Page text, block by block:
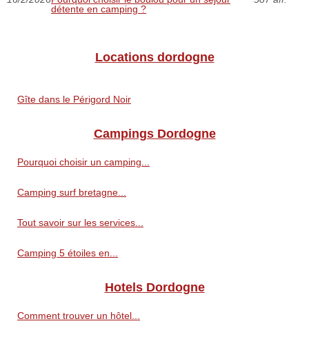
détente en camping ?
Locations dordogne
Gîte dans le Périgord Noir
Campings Dordogne
Pourquoi choisir un camping...
Camping surf bretagne...
Tout savoir sur les services...
Camping 5 étoiles en...
Hotels Dordogne
Comment trouver un hôtel...